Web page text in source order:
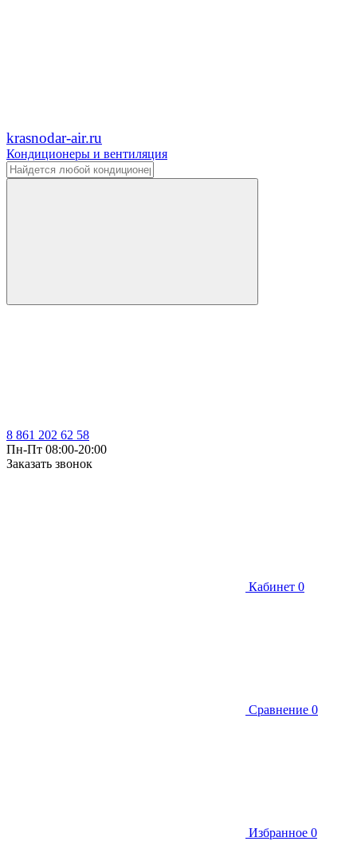
krasnodar-air.ru
Кондиционеры и вентиляция
8 861 202 62 58
Пн-Пт 08:00-20:00
Заказать звонок
Кабинет 0
Сравнение 0
Избранное 0